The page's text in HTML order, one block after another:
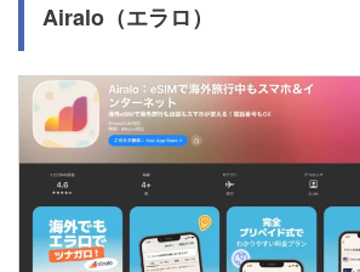
Airalo（エラロ）